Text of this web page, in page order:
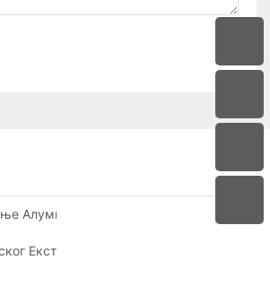
Купце
Алуминијумског Екструзионог Профила
Екструзионог Профила